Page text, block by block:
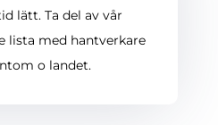
lätt. Ta del av vår
lista med hantverkare
o landet.